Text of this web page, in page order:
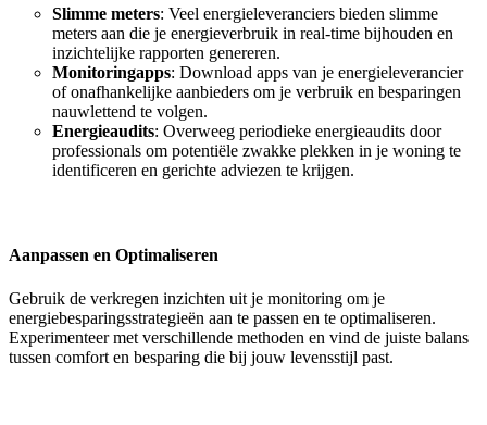
Slimme meters: Veel energieleveranciers bieden slimme
meters aan die je energieverbruik in real-time bijhouden en
inzichtelijke rapporten genereren.
Monitoringapps: Download apps van je energieleverancier
of onafhankelijke aanbieders om je verbruik en besparingen
nauwlettend te volgen.
Energieaudits: Overweeg periodieke energieaudits door
professionals om potentiële zwakke plekken in je woning te
identificeren en gerichte adviezen te krijgen.
Aanpassen en Optimaliseren
Gebruik de verkregen inzichten uit je monitoring om je
energiebesparingsstrategieën aan te passen en te optimaliseren.
Experimenteer met verschillende methoden en vind de juiste balans
tussen comfort en besparing die bij jouw levensstijl past.